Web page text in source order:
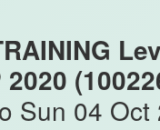
04 Oct